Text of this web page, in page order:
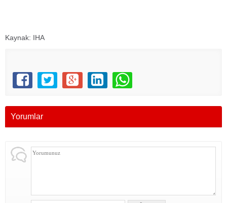
Kaynak: IHA
Yorumlar